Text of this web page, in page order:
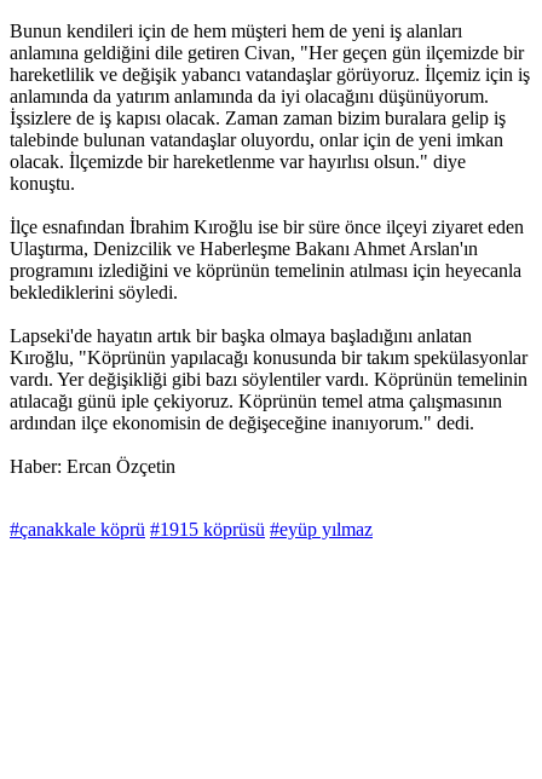
Bunun kendileri için de hem müşteri hem de yeni iş alanları
anlamına geldiğini dile getiren Civan, "Her geçen gün ilçemizde bir
hareketlilik ve değişik yabancı vatandaşlar görüyoruz. İlçemiz için iş
anlamında da yatırım anlamında da iyi olacağını düşünüyorum.
İşsizlere de iş kapısı olacak. Zaman zaman bizim buralara gelip iş
talebinde bulunan vatandaşlar oluyordu, onlar için de yeni imkan
olacak. İlçemizde bir hareketlenme var hayırlısı olsun." diye
konuştu.
İlçe esnafından İbrahim Kıroğlu ise bir süre önce ilçeyi ziyaret eden
Ulaştırma, Denizcilik ve Haberleşme Bakanı Ahmet Arslan'ın
programını izlediğini ve köprünün temelinin atılması için heyecanla
beklediklerini söyledi.
Lapseki'de hayatın artık bir başka olmaya başladığını anlatan
Kıroğlu, "Köprünün yapılacağı konusunda bir takım spekülasyonlar
vardı. Yer değişikliği gibi bazı söylentiler vardı. Köprünün temelinin
atılacağı günü iple çekiyoruz. Köprünün temel atma çalışmasının
ardından ilçe ekonomisin de değişeceğine inanıyorum." dedi.
Haber: Ercan Özçetin
#çanakkale köprü #1915 köprüsü #eyüp yılmaz